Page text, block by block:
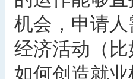
机会，申请
经济活动（
如何创造就业